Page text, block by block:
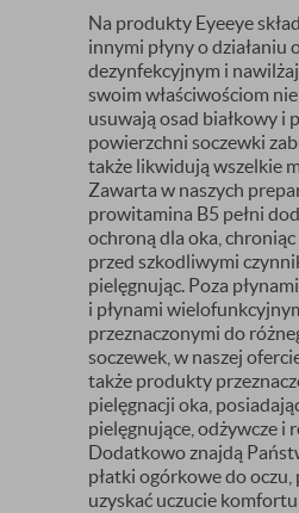
Na produkty Eyeeye
innymi płyny o działaniu
dezynfekcyjnym i
swoim właściwościom
usuwają osad białkowy i
powierzchni soczewki
także likwidują wszelkie
Zawarta w naszych
prowitamina B5 pełni
ochroną dla oka,
przed szkodliwymi
pielęgnując. Poza
i płynami
przeznaczonymi do
soczewek, w naszej
także produkty
pielęgnacji oka,
pielęgnujące, odżywcze i
Dodatkowo znajdą
płatki ogórkowe do oczu,
uzyskać uczucie